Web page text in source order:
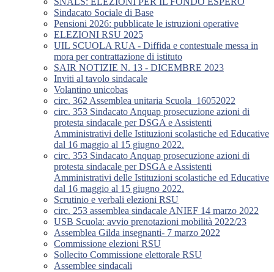
Sindacato Sociale di Base
Pensioni 2026: pubblicate le istruzioni operative
ELEZIONI RSU 2025
UIL SCUOLA RUA - Diffida e contestuale messa in
mora per contrattazione di istituto
SAIR NOTIZIE N. 13 - DICEMBRE 2023
Inviti al tavolo sindacale
Volantino unicobas
circ. 362 Assemblea unitaria Scuola_16052022
circ. 353 Sindacato Anquap prosecuzione azioni di
protesta sindacale per DSGA e Assistenti
Amministrativi delle Istituzioni scolastiche ed Educative
dal 16 maggio al 15 giugno 2022.
circ. 353 Sindacato Anquap prosecuzione azioni di
protesta sindacale per DSGA e Assistenti
Amministrativi delle Istituzioni scolastiche ed Educative
dal 16 maggio al 15 giugno 2022.
Scrutinio e verbali elezioni RSU
circ. 253 assemblea sindacale ANIEF 14 marzo 2022
USB Scuola: avvio prenotazioni mobilità 2022/23
Assemblea Gilda insegnanti- 7 marzo 2022
Commissione elezioni RSU
Sollecito Commissione elettorale RSU
Assemblee sindacali